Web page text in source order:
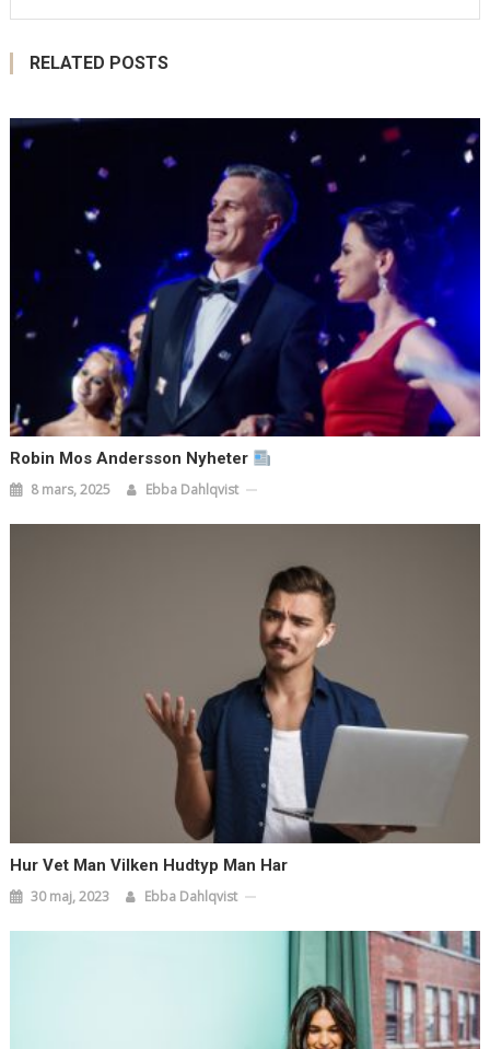
RELATED POSTS
Robin Mos Andersson Nyheter
8 mars, 2025 Ebba Dahlqvist
Hur Vet Man Vilken Hudtyp Man Har
30 maj, 2023 Ebba Dahlqvist